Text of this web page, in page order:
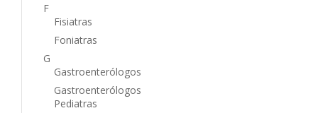
F
Fisiatras
Foniatras
G
Gastroenterólogos
Gastroenterólogos
Pediatras